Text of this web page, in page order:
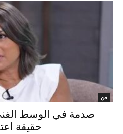
فن
صدمة في الوسط
حقيقة